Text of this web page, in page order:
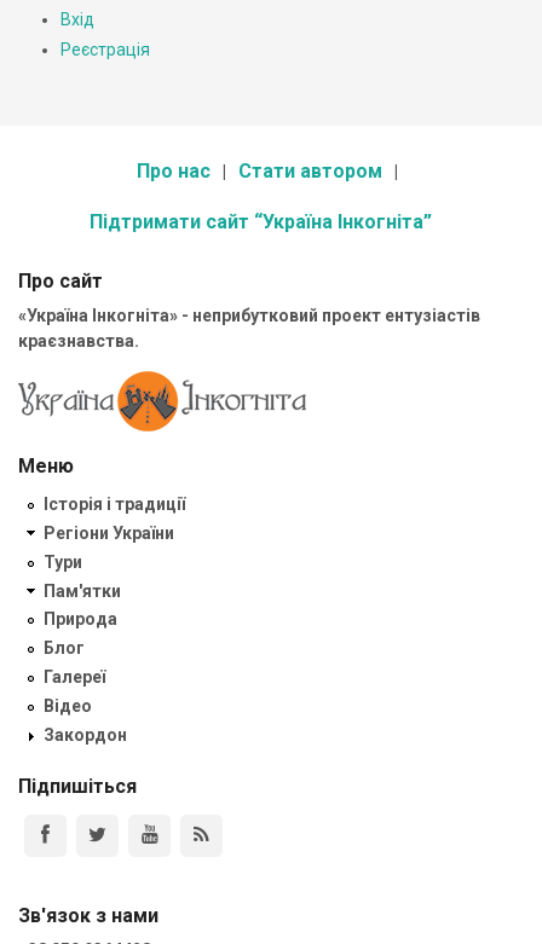
Вхід
Реєстрація
Про нас Стати автором
Підтримати сайт “Україна Інкогніта”
Про сайт
«Україна Інкогніта» - неприбутковий проект ентузіастів
краєзнавства.
Меню
Історія і традиції
Регіони України
Тури
Пам'ятки
Природа
Блог
Галереї
Відео
Закордон
Підпишіться
Зв'язок з нами